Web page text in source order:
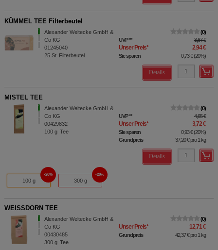
KÜMMEL TEE Filterbeutel
Alexander Weltecke GmbH &
Co KG
01245040
25 St Filterbeutel
0
UVP** 3,67 €
Unser Preis* 2,94 €
Sie sparen 0,73 €(20%)
Details
MISTEL TEE
Alexander Weltecke GmbH &
Co KG
00429832
100 g Tee
0
UVP** 4,65 €
Unser Preis* 3,72 €
Sie sparen 0,93 €(20%)
Grundpreis
37,20 €pro 1 kg
Details
100 g
20%
300 g
20%
WEISSDORN TEE
Alexander Weltecke GmbH &
Co KG
00430485
300 g Tee
0
Unser Preis* 12,71 €
Grundpreis 42,37 €pro 1 kg